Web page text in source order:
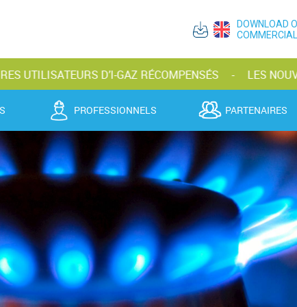
DOWNLOAD
D’I-GAZ RÉCOMPENSÉS LES NOUVELLES
PROFESSIONNELS PARTENAIRES